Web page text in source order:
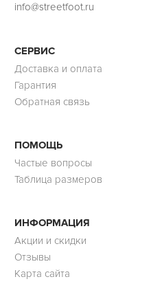
info@streetfoot.ru
СЕРВИС
Доставка и оплата
Гарантия
Обратная связь
ПОМОЩЬ
Частые вопросы
Таблица размеров
ИНФОРМАЦИЯ
Акции и скидки
Отзывы
Карта сайта